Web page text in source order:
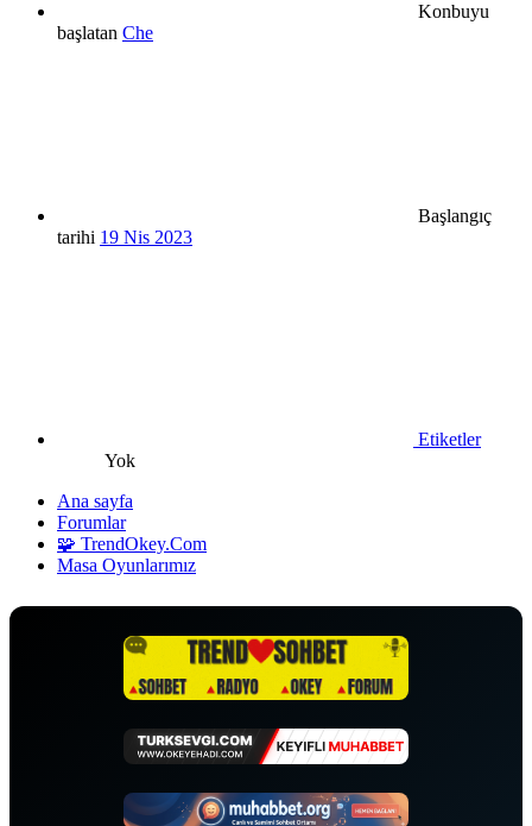
Konbuyu
başlatan Che
Başlangıç
tarihi 19 Nis 2023
Etiketler
Yok
Ana sayfa
Forumlar
🧩 TrendOkey.Com
Masa Oyunlarımız